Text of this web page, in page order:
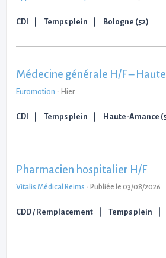
CDI Temps plein Bologne (52)
Médecine générale H/F –
Euromotion - Hier
CDI Temps plein Haute-Amance
Pharmacien hospitalier H/F
Vitalis Médical Reims - Publiée le 03/08/2026
CDD / Remplacement Temps plein